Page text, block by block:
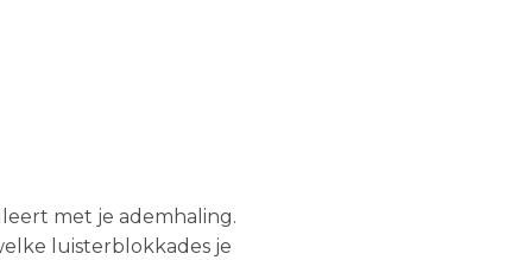
met je ademhaling.
luisterblokkades je